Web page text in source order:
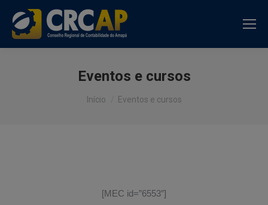
Eventos e cursos
Início Eventos e cursos
[MEC id=”6553″]